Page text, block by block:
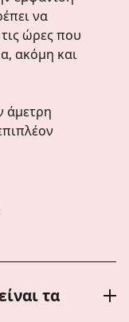
να
ώρες που
ακόμη και
άμετρη
τα